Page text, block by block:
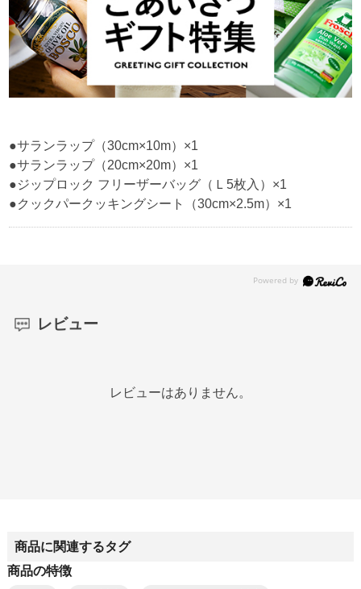
●サランラップ（30cm×10m）×1
●サランラップ（20cm×20m）×1
●ジップロック フリーザーバッグ（Ｌ5枚入）×1
●クックパークッキングシート（30cm×2.5m）×1
レビュー
レビューはありません。
商品に関連するタグ
商品の特徴